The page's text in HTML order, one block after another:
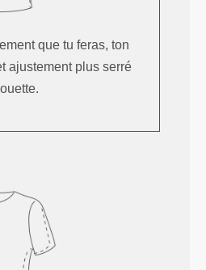
que tu feras, ton
ajustement plus serré